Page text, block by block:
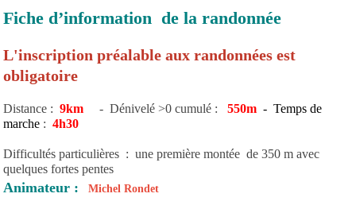
Fiche d’information de la randonnée
L'inscription préalable aux randonnées est
obligatoire
Distance : 9km - Dénivelé >0 cumulé : 550m - Temps de
marche : 4h30
Difficultés particulières : une première montée de 350 m avec
quelques fortes pentes
Animateur : Michel Rondet